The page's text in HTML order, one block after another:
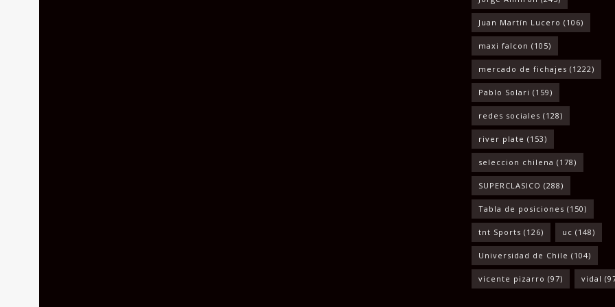
Juan Martín Lucero (106)
maxi falcon (105)
mercado de fichajes (1222)
Pablo Solari (159)
redes sociales (128)
river plate (153)
seleccion chilena (178)
SUPERCLASICO (288)
Tabla de posiciones (150)
tnt Sports (126) uc (148)
Universidad de Chile (104)
vicente pizarro (97) vidal